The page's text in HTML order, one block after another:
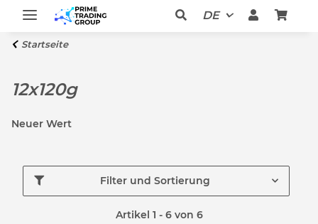
DE
Startseite
12x120g
Neuer Wert
Filter und Sortierung
Artikel 1 - 6 von 6